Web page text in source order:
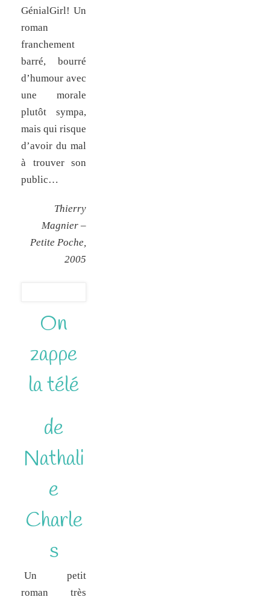
GénialGirl! Un
roman
franchement
barré, bourré
d’humour avec
une morale
plutôt sympa,
mais qui risque
d’avoir du mal
à trouver son
public…
Thierry
Magnier –
Petite Poche,
2005
On
zappe
la télé
de
Nathali
e
Charle
s
Un petit
roman très